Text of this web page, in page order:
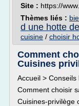
Site : https://
Thèmes liés :
d une hotte
cuisine / choisir
Comment
Cuisines
Accueil >
Comment choisir
Cuisines-privilège